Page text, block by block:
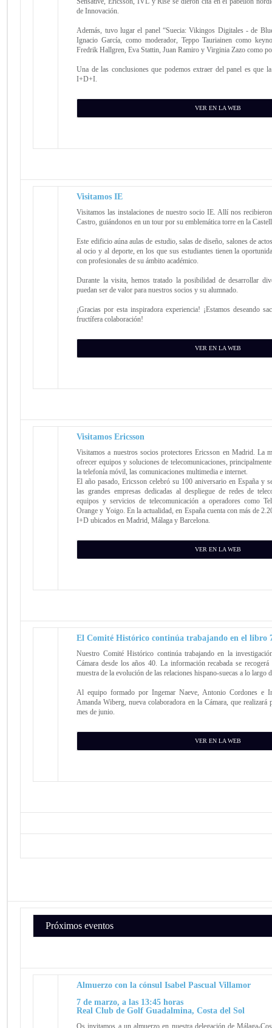
de Innovación.
Además, tuvo lugar el panel “Suecia: Vikingos Digitales - de
Ignacio García, como moderador, Teppo Tauriainen como
Fredrik Hallgren, Eva Stattin, Juan Ramiro y Virginia Zazo como
Una de las conclusiones que podemos extraer del panel es que
I+D+I.
VER EN LA WEB
Visitamos IE
Visitamos las instalaciones de nuestro socio IE. Allí nos
Castro, guiándonos en un tour por su emblemática torre en la
Este edificio aúna aulas de estudio, salas de diseño, salones de
al ocio y al deporte, en los que sus estudiantes tienen la
con profesionales de su ámbito académico.
Durante la visita, hemos tratado la posibilidad de desarrollar
puedan ser de valor para nuestros socios y su alumnado.
¡Gracias por esta inspiradora experiencia! ¡Estamos deseando
fructífera colaboración!
VER EN LA WEB
Visitamos Ericsson
Visitamos a nuestros socios protectores Ericsson en Madrid. La
ofrecer equipos y soluciones de telecomunicaciones,
la telefonía móvil, las comunicaciones multimedia e internet.
El año pasado, Ericsson celebró su 100 aniversario en España y
las grandes empresas dedicadas al despliegue de redes de
equipos y servicios de telecomunicación a operadores como
Orange y Yoigo. En la actualidad, en España cuenta con más de
I+D ubicados en Madrid, Málaga y Barcelona.
VER EN LA WEB
El Comité Histórico continúa trabajando en el libro
Nuestro Comité Histórico continúa trabajando en la
Cámara desde los años 40. La información recabada se
muestra de la evolución de las relaciones hispano-suecas a lo largo
Al equipo formado por Ingemar Naeve, Antonio Cordones e
Amanda Wiberg, nueva colaboradora en la Cámara, que realizará
mes de junio.
VER EN LA WEB
Próximos eventos
Almuerzo con la cónsul Isabel Pascual Villamor
7 de marzo, a las 13:45 horas
Real Club de Golf Guadalmina, Costa del Sol
Os invitamos a un almuerzo en nuestra delegación de Málaga-